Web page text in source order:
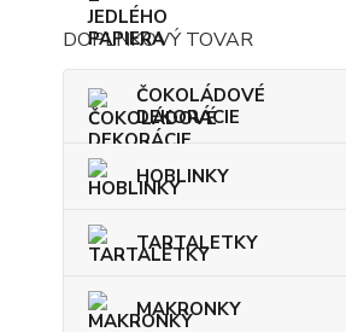
DOPLNKOVÝ TOVAR
ČOKOLÁDOVÉ
DEKORÁCIE
HOBLINKY
TARTALETKY
MAKRONKY